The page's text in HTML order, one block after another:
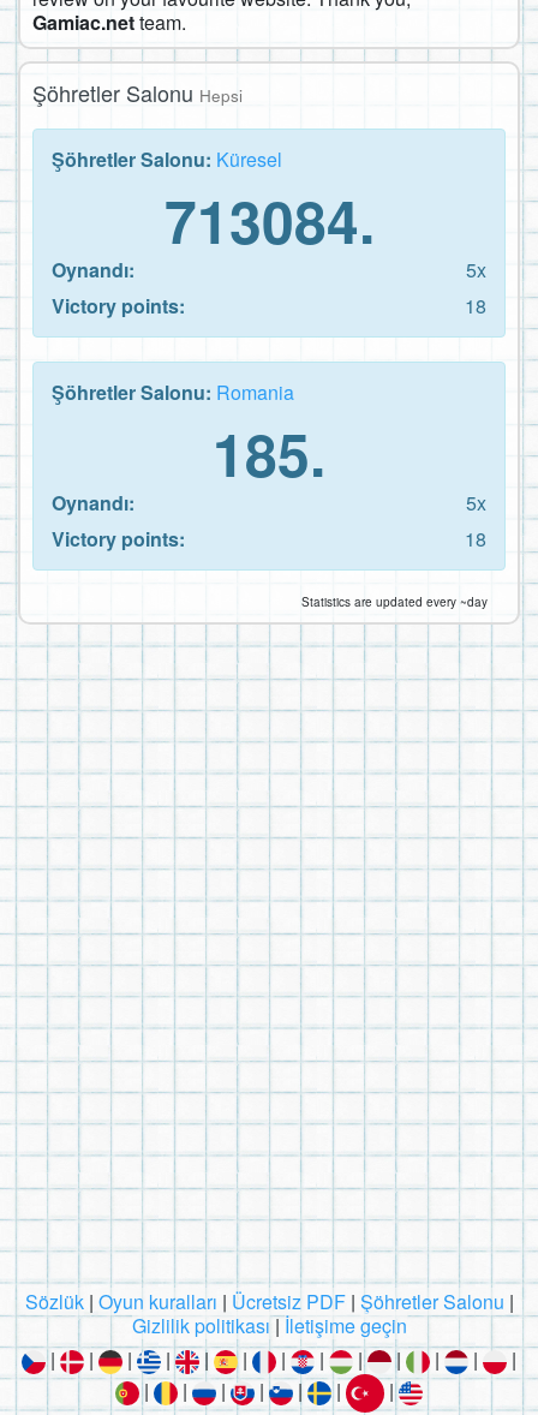
Gamiac.netteam.
Şöhretler Salonu Hepsi
Şöhretler Salonu: Küresel
713084.
Oynandı:
5x
Victory points:
18
Şöhretler Salonu: Romania
185.
Oynandı:
5x
Victory points:
18
Statistics are updated every ~day
Sözlük| Oyun kuralları | Ücretsiz PDF| Şöhretler Salonu |
Gizlilik politikası|İletişime geçin
|
| | | | | | | | | | |
|
|
| | | | | |